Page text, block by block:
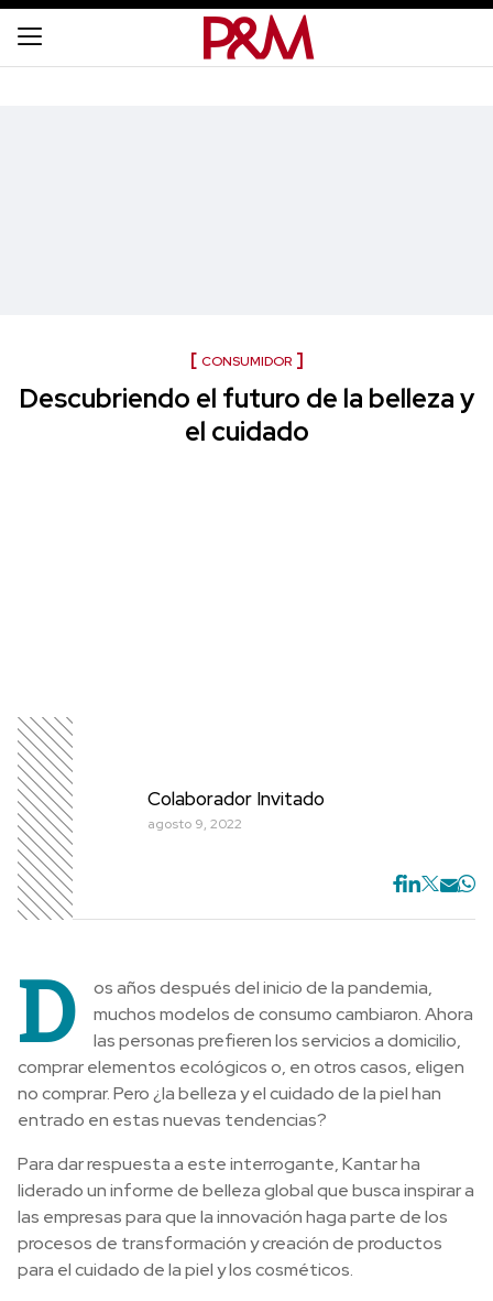
CONSUMIDOR
Descubriendo el futuro de la belleza y
el cuidado
Colaborador Invitado
agosto 9, 2022
D
os años después del inicio de la pandemia,
muchos modelos de consumo cambiaron. Ahora
las personas prefieren los servicios a domicilio,
comprar elementos ecológicos o, en otros casos, eligen
no comprar. Pero ¿la belleza y el cuidado de la piel han
entrado en estas nuevas tendencias?
Para dar respuesta a este interrogante, Kantar ha
liderado un informe de belleza global que busca inspirar a
las empresas para que la innovación haga parte de los
procesos de transformación y creación de productos
para el cuidado de la piel y los cosméticos.